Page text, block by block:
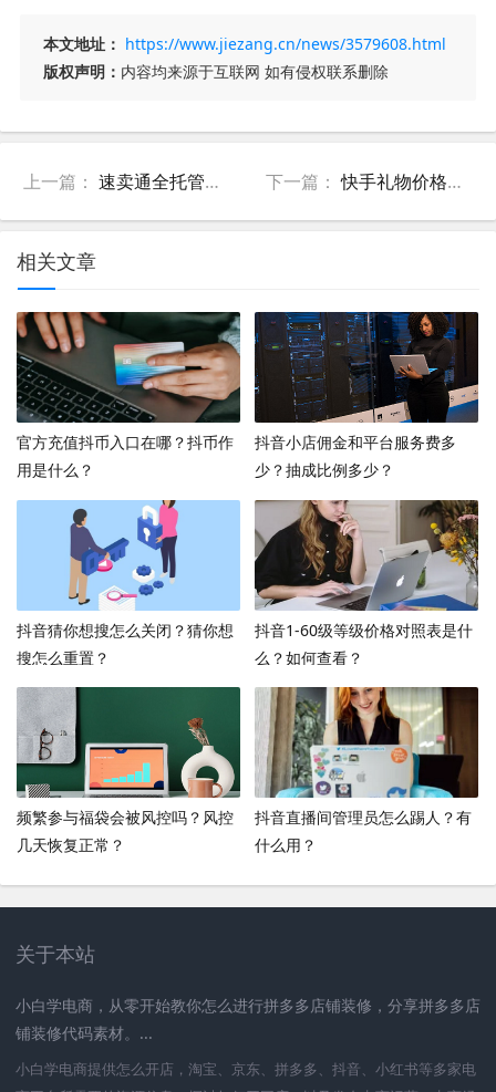
本文地址： https://www.jiezang.cn/news/3579608.html
版权声明： 内容均来源于互联网 如有侵权联系删除
上一篇： 速卖通全托管店铺怎么退保证金？退回需要多久？ 下一篇：快手礼物价格一览表，主播分成多少？
相关文章
官方充值抖币入口在哪？抖币作
用是什么？
抖音小店佣金和平台服务费多
少？抽成比例多少？
抖音猜你想搜怎么关闭？猜你想
搜怎么重置？
抖音1-60级等级价格对照表是什
么？如何查看？
频繁参与福袋会被风控吗？风控
几天恢复正常？
抖音直播间管理员怎么踢人？有
什么用？
关于本站
小白学电商，从零开始教你怎么进行拼多多店铺装修，分享拼多多店
铺装修代码素材。...
小白学电商提供怎么开店，淘宝、京东、拼多多、抖音、小红书等多家电